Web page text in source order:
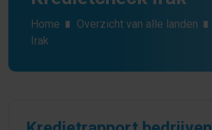
Home Overzicht van alle landen
Irak